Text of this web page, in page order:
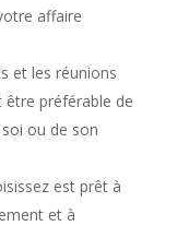
affaire
et les réunions
être préférable de
ou de son
est prêt à
et à